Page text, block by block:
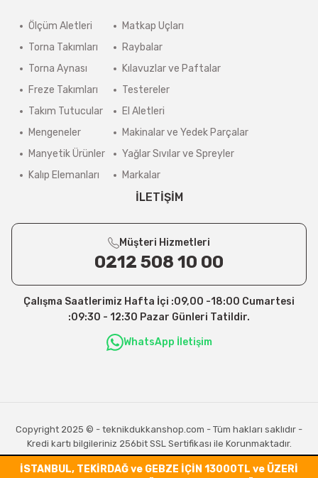
Ölçüm Aletleri
Torna Takımları
Torna Aynası
Freze Takımları
Takım Tutucular
Mengeneler
Manyetik Ürünler
Kalıp Elemanları
Matkap Uçları
Raybalar
Kılavuzlar ve Paftalar
Testereler
El Aletleri
Makinalar ve Yedek Parçalar
Yağlar Sıvılar ve Spreyler
Markalar
İLETİŞİM
Müşteri Hizmetleri
0212 508 10 00
Çalışma Saatlerimiz Hafta İçi :09,00 -18:00 Cumartesi
:09:30 - 12:30 Pazar Günleri Tatildir.
WhatsApp İletişim
Copyright 2025 © - teknikdukkanshop.com - Tüm hakları saklıdır -
Kredi kartı bilgileriniz 256bit SSL Sertifikası ile Korunmaktadır.
İSTANBUL, TEKİRDAĞ ve GEBZE İÇİN 13000TL ve ÜZERİ